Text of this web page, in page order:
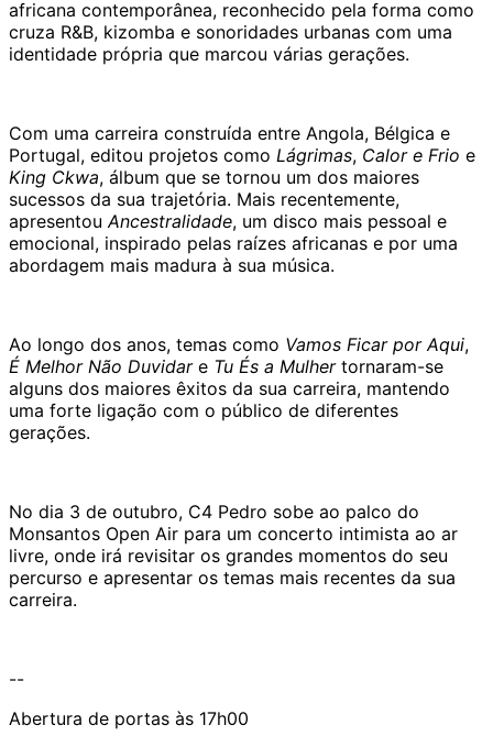
africana contemporânea, reconhecido pela forma como
cruza R&B, kizomba e sonoridades urbanas com uma
identidade própria que marcou várias gerações.
Com uma carreira construída entre Angola, Bélgica e
Portugal, editou projetos como Lágrimas, Calor e Frio e
King Ckwa, álbum que se tornou um dos maiores
sucessos da sua trajetória. Mais recentemente,
apresentou Ancestralidade, um disco mais pessoal e
emocional, inspirado pelas raízes africanas e por uma
abordagem mais madura à sua música.
Ao longo dos anos, temas como Vamos Ficar por Aqui,
É Melhor Não Duvidare Tu És a Mulhertornaram-se
alguns dos maiores êxitos da sua carreira, mantendo
uma forte ligação com o público de diferentes
gerações.
No dia 3 de outubro, C4 Pedro sobe ao palco do
Monsantos Open Air para um concerto intimista ao ar
livre, onde irá revisitar os grandes momentos do seu
percurso e apresentar os temas mais recentes da sua
carreira.
--
Abertura de portas às 17h00